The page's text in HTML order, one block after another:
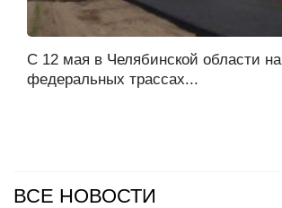
С 12 мая в Челябинской области на
федеральных трассах...
ВСЕ НОВОСТИ